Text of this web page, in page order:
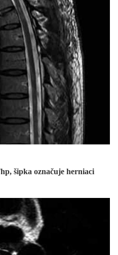
šipka označuje herniaci